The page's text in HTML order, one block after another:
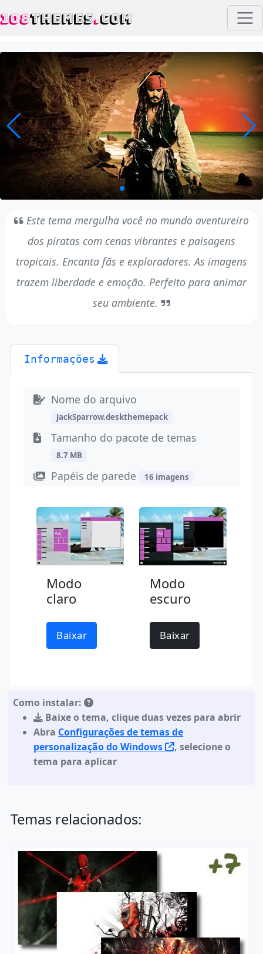
108THEMES.COM
Este tema mergulha você no mundo aventureiro
dos piratas com cenas vibrantes e paisagens
tropicais. Encanta fãs e exploradores. As imagens
trazem liberdade e emoção. Perfeito para animar
seu ambiente.
Informações
Nome do arquivo
JackSparrow.deskthemepack
Tamanho do pacote de temas
8.7 MB
Papéis de parede 16 imagens
Modo
claro
Baixar
Modo
escuro
Baixar
Como instalar:
Baixe o tema,clique duas vezes para abrir
Abra Configurações de temas de
personalização do Windows
, selecione o
tema para aplicar
Temas relacionados: